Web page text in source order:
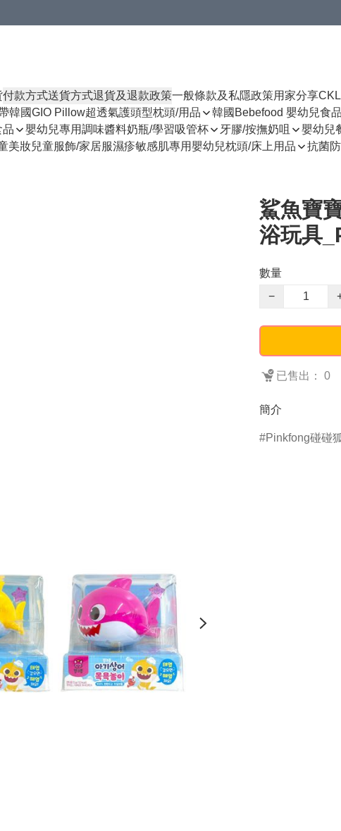
付款方式送貨方式退貨及退款政策一般條款及私隱政策用家分享
韓國GIO Pillow超透氣護頭型枕頭/用品 韓國Bebefood 嬰幼兒食品
品
嬰幼兒專用調味醬料奶瓶/學習吸管杯 牙膠/按撫奶咀 嬰幼兒
美妝兒童服飾/家居服濕疹敏感肌專用嬰幼兒枕頭/床上用品 抗菌
鯊魚寶
浴玩具
數量
−
已售出： 0
簡介
Pinkfong碰碰